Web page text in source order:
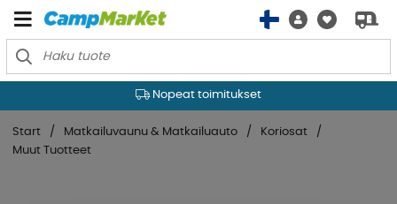
Nopeat toimitukset
Start Matkailuvaunu & Matkailuauto
Koriosat
Muut Tuotteet